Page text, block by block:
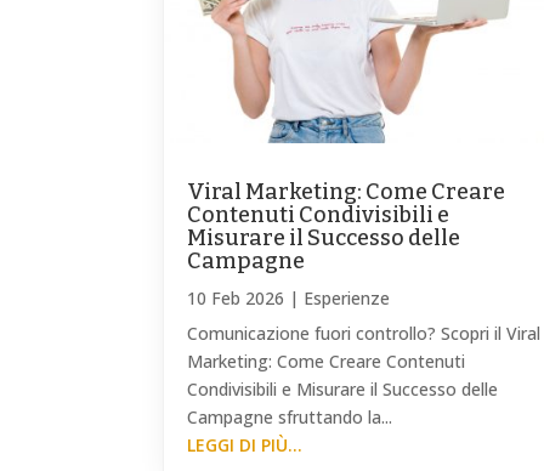
Viral Marketing: Come Creare
Contenuti Condivisibili e
Misurare il Successo delle
Campagne
10 Feb 2026 | Esperienze
Comunicazione fuori controllo? Scopri il Viral
Marketing: Come Creare Contenuti
Condivisibili e Misurare il Successo delle
Campagne sfruttando la...
LEGGI DI PIÙ...